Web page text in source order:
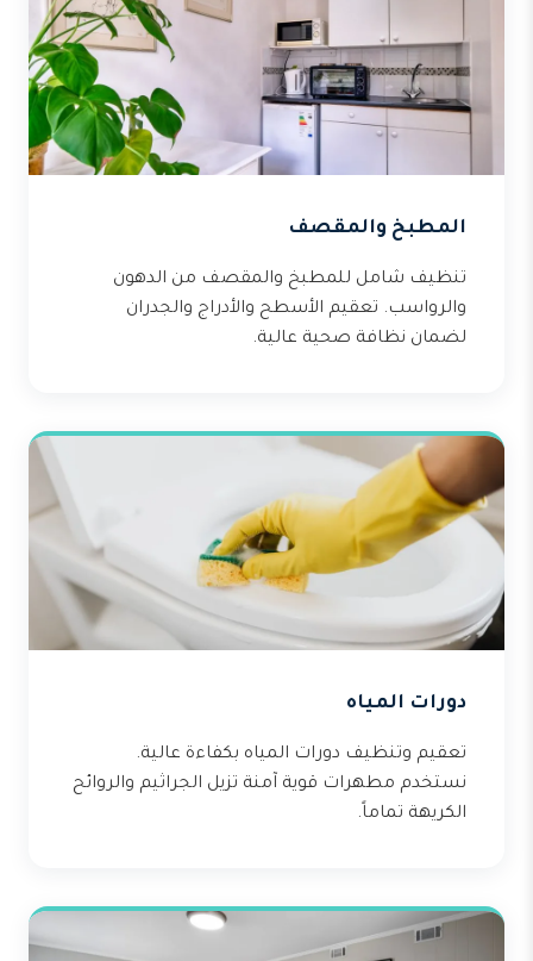
المطبخ والمقصف
تنظيف شامل للمطبخ والمقصف من الدهون
والرواسب. تعقيم الأسطح والأدراج والجدران
لضمان نظافة صحية عالية.
دورات المياه
تعقيم وتنظيف دورات المياه بكفاءة عالية.
نستخدم مطهرات قوية آمنة تزيل الجراثيم والروائح
الكريهة تماماً.